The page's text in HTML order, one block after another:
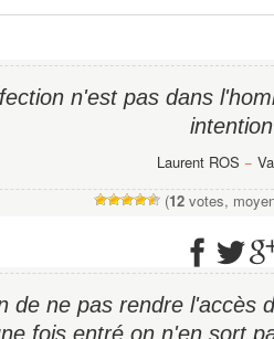
n'est pas dans
intention
Laurent ROS −
(12votes,
de ne pas rendre l'accès
fois entré,on n'en sort